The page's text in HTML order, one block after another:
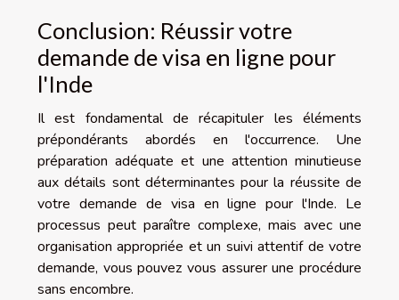
Conclusion: Réussir votre
demande de visa en ligne pour
l'Inde
Il est fondamental de récapituler les éléments
prépondérants abordés en l'occurrence. Une
préparation adéquate et une attention minutieuse
aux détails sont déterminantes pour la réussite de
votre demande de visa en ligne pour l'Inde. Le
processus peut paraître complexe, mais avec une
organisation appropriée et un suivi attentif de votre
demande, vous pouvez vous assurer une procédure
sans encombre.